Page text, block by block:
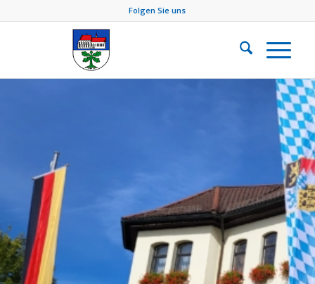
Folgen Sie uns